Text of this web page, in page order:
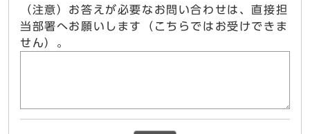
（注意）お答えが必要なお問い合わせは、直接担
当部署へお願いします（こちらではお受けできま
せん）。